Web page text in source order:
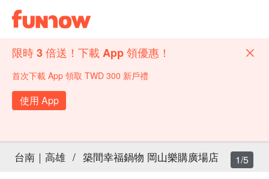
限時 3 倍送！下載 App 領優惠！
首次下載 App 領取 TWD 300 新戶禮
使用 App
台南｜高雄 / 築間幸福鍋物 岡山樂購廣場店 1/5